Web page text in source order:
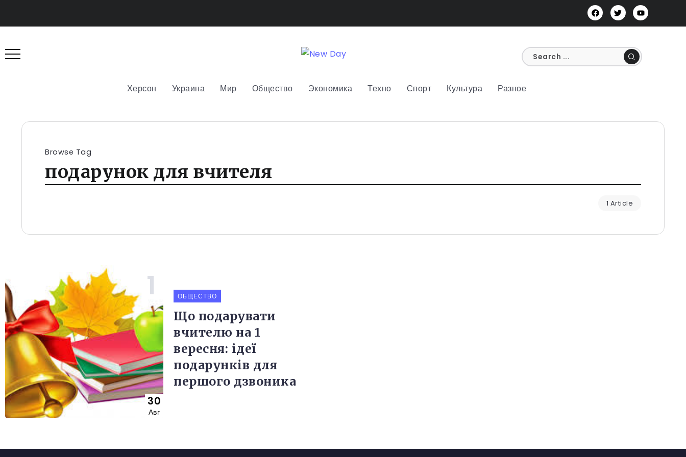
Херсон Украина Мир Общество Экономика Техно Спорт Культура Разное
Browse Tag
подарунок для вчителя
1 Article
30
Авг
ОБЩЕСТВО
Що подарувати
вчителю на 1
вересня: ідеї
подарунків для
першого дзвоника